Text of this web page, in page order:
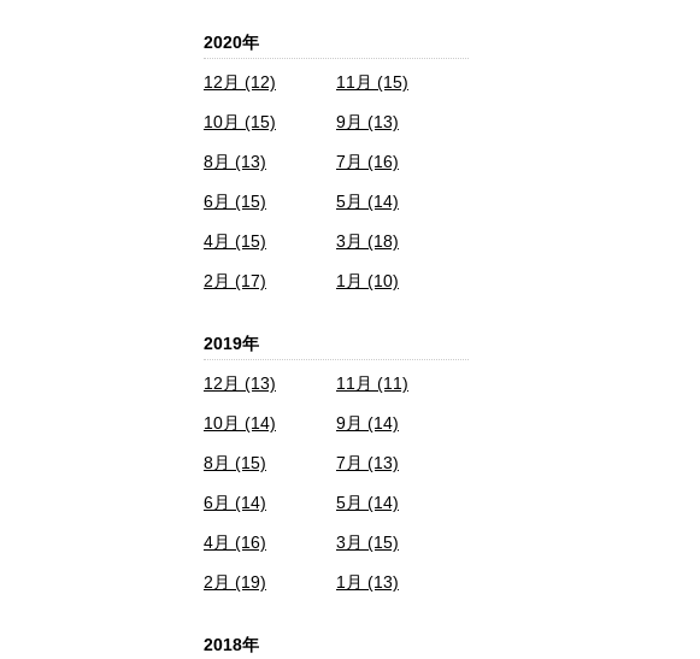
2020年
12月 (12) 11月 (15)
10月 (15) 9月 (13)
8月 (13) 7月 (16)
6月 (15) 5月 (14)
4月 (15) 3月 (18)
2月 (17) 1月 (10)
2019年
12月 (13) 11月 (11)
10月 (14) 9月 (14)
8月 (15) 7月 (13)
6月 (14) 5月 (14)
4月 (16) 3月 (15)
2月 (19) 1月 (13)
2018年